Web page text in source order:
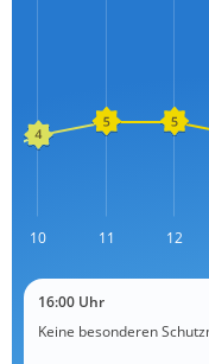
L
10 11 12
16:00 Uhr
Keine besonderen